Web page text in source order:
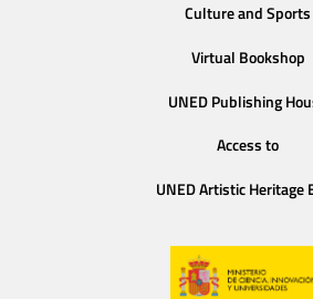
Culture and Sports
Virtual Bookshop
UNED Publishing
Access to
UNED Artistic Heritage